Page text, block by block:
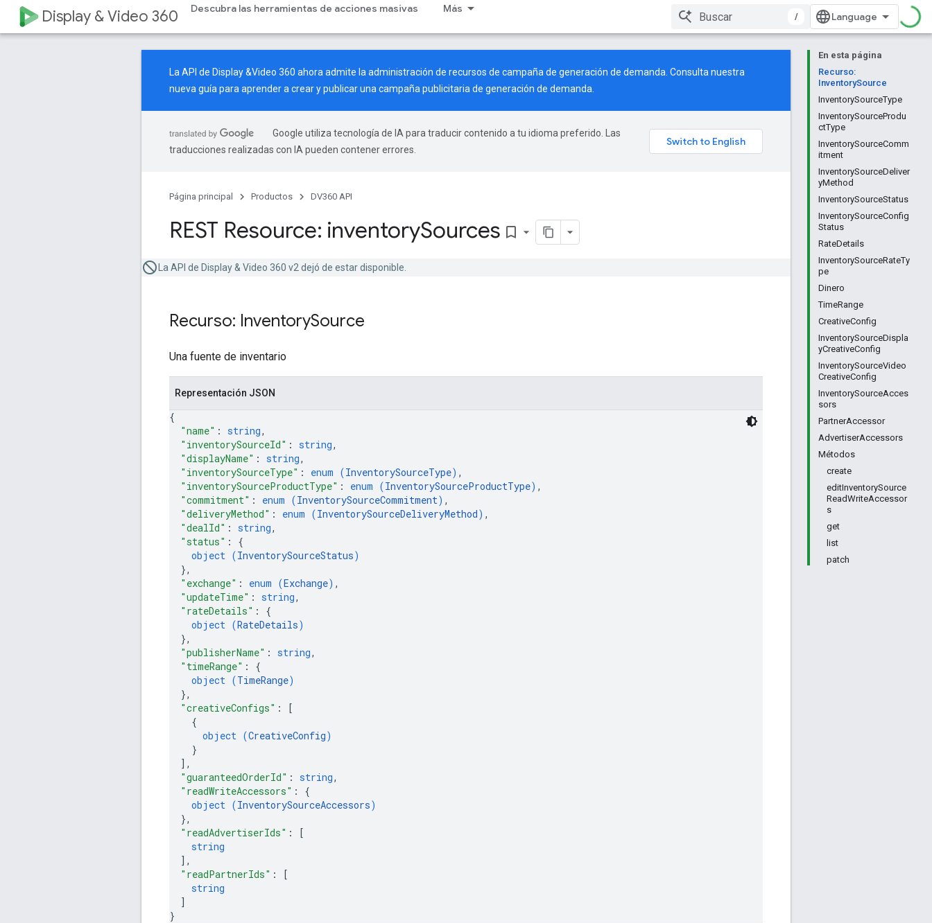
Display & Video 360 Descubra las herramientas de acciones masivas Más
/
En esta página
Recurso:
InventorySource
InventorySourceType
InventorySourceProdu
ctType
InventorySourceComm
itment
InventorySourceDeliver
yMethod
InventorySourceStatus
InventorySourceConfig
Status
RateDetails
InventorySourceRateTy
pe
Dinero
TimeRange
CreativeConfig
InventorySourceDispla
yCreativeConfig
InventorySourceVideo
CreativeConfig
InventorySourceAcces
sors
PartnerAccessor
AdvertiserAccessors
Métodos
create
editInventorySource
ReadWriteAccessor
s
get
list
patch
La API de Display &Video 360 ahora admite la administración de recursos de campaña de generación de demanda. Consulta nuestra
nueva guía para aprender a crear y publicar una campaña publicitaria de generación de demanda.
Google utiliza tecnología de IA para traducir contenido a tu idioma preferido. Las
traducciones realizadas con IA pueden contener errores.
Página principal Productos DV360 API
REST Resource: inventorySources bookmark_border
La API de Display & Video 360 v2 dejó de estar disponible.
Recurso: InventorySource
Una fuente de inventario
Representación JSON
{
"name" : string,
"inventorySourceId" : string,
"displayName" : string,
"inventorySourceType" : enum (InventorySourceType) ,
"inventorySourceProductType" : enum (InventorySourceProductType) ,
"commitment" : enum (InventorySourceCommitment) ,
"deliveryMethod" : enum (InventorySourceDeliveryMethod) ,
"dealId" : string,
"status" : {
object (InventorySourceStatus)
},
"exchange" : enum (Exchange) ,
"updateTime" : string,
"rateDetails" : {
object (RateDetails)
},
"publisherName" : string,
"timeRange" : {
object (TimeRange)
},
"creativeConfigs" :
[
{
object (CreativeConfig)
}
] ,
"guaranteedOrderId" : string,
"readWriteAccessors" : {
object (InventorySourceAccessors)
},
"readAdvertiserIds" :
[
string
] ,
"readPartnerIds" :
[
string
]
}